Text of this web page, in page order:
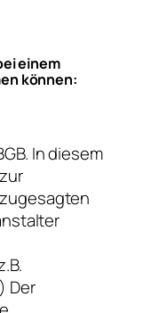
einem
können:
In diesem
Der